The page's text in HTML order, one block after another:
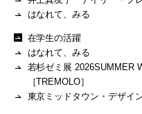
はなれて、みる
在学生の活躍
はなれて、みる
若杉ゼミ展 2026SUMMER
［TREMOLO］
東京ミッドタウン・デザイ